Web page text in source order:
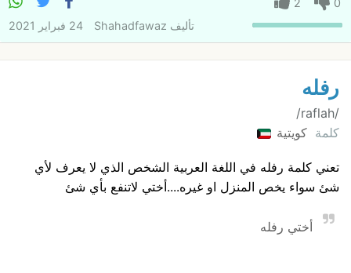
تأليف Shahadfawaz 24 فبراير 2021
رفله
/raflah/
كلمة كويتية
تعني كلمة رفله في اللغة العربية الشخص الذي لا يعرف لأي
شئ سواء يخص المنزل او غيره....أختي لاتنفع بأي شئ
أختي رفله